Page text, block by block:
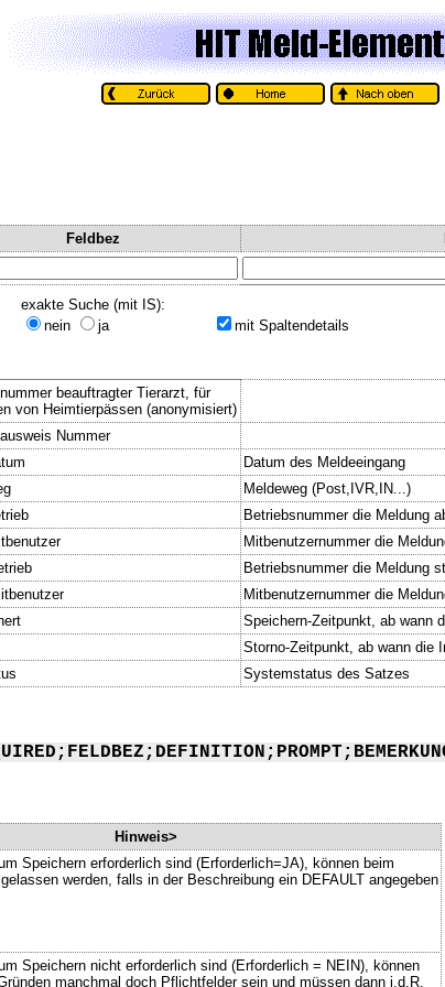
Feldbez
exakte Suche (mit IS):
nein
ja mit Spaltendetails
beauftragter Tierarzt, für
von Heimtierpässen (anonymisiert)
Nummer
Datum des Meldeeingang
Meldeweg (Post,IVR,IN...)
Betriebsnummer die Meldung
Mitbenutzernummer die
Betriebsnummer die Meldung
Mitbenutzernummer die
Speichern-Zeitpunkt, ab wann
Storno-Zeitpunkt, ab wann die
Systemstatus des Satzes
Hinweis>
Speichern erforderlich sind (Erforderlich=JA), können beim
werden, falls in der Beschreibung ein DEFAULT angegeben
Speichern nicht erforderlich sind (Erforderlich = NEIN), können
manchmal doch Pflichtfelder sein und müssen dann i.d.R.